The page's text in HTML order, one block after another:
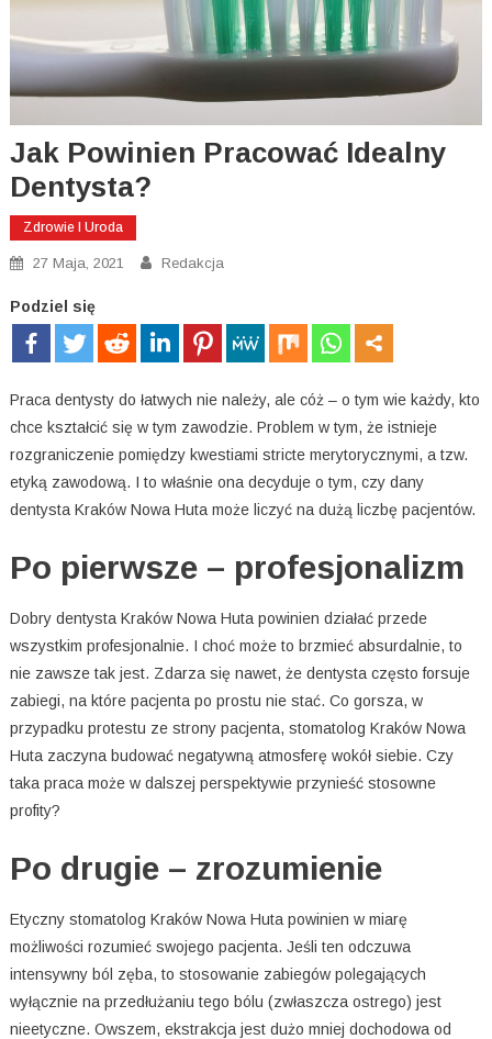
Jak Powinien Pracować Idealny
Dentysta?
Zdrowie I Uroda
27 Maja, 2021 Redakcja
Podziel się
Praca dentysty do łatwych nie należy, ale cóż – o tym wie każdy, kto
chce kształcić się w tym zawodzie. Problem w tym, że istnieje
rozgraniczenie pomiędzy kwestiami stricte merytorycznymi, a tzw.
etyką zawodową. I to właśnie ona decyduje o tym, czy dany
dentysta Kraków Nowa Huta może liczyć na dużą liczbę pacjentów.
Po pierwsze – profesjonalizm
Dobry dentysta Kraków Nowa Huta powinien działać przede
wszystkim profesjonalnie. I choć może to brzmieć absurdalnie, to
nie zawsze tak jest. Zdarza się nawet, że dentysta często forsuje
zabiegi, na które pacjenta po prostu nie stać. Co gorsza, w
przypadku protestu ze strony pacjenta, stomatolog Kraków Nowa
Huta zaczyna budować negatywną atmosferę wokół siebie. Czy
taka praca może w dalszej perspektywie przynieść stosowne
profity?
Po drugie – zrozumienie
Etyczny stomatolog Kraków Nowa Huta powinien w miarę
możliwości rozumieć swojego pacjenta. Jeśli ten odczuwa
intensywny ból zęba, to stosowanie zabiegów polegających
wyłącznie na przedłużaniu tego bólu (zwłaszcza ostrego) jest
nieetyczne. Owszem, ekstrakcja jest dużo mniej dochodowa od